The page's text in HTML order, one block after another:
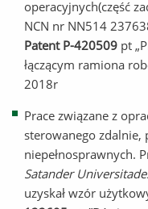
operacyjnych(część
NCN nr NN514
Patent P-420509 pt
łączącym ramiona
2018r
Prace związane z
sterowanego zdalnie,
niepełnosprawnych.
Satander
uzyskał wzór